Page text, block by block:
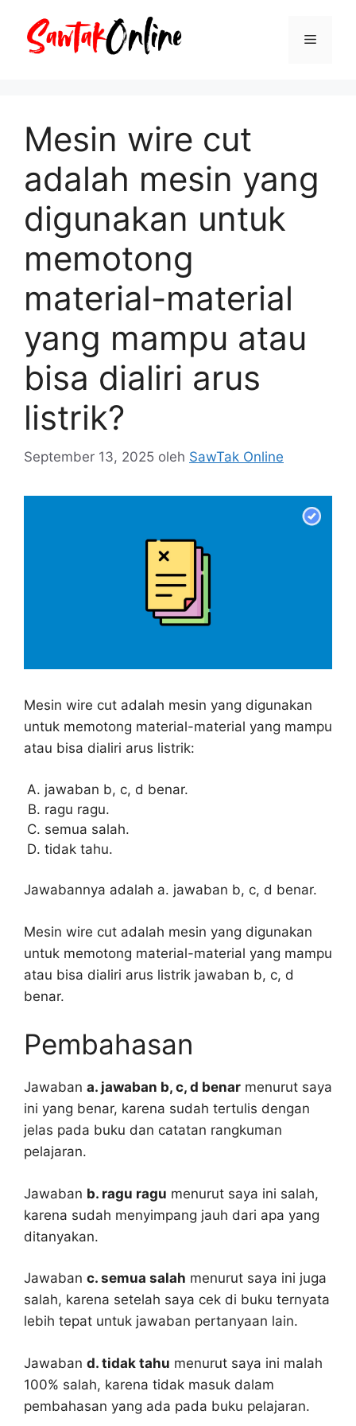
Menu
Mesin wire cut
adalah mesin yang
digunakan untuk
memotong
material-material
yang mampu atau
bisa dialiri arus
listrik?
September 13, 2025 oleh SawTak Online
Mesin wire cut adalah mesin yang digunakan
untuk memotong material-material yang mampu
atau bisa dialiri arus listrik:
jawaban b, c, d benar.
ragu ragu.
semua salah.
tidak tahu.
Jawabannya adalah a. jawaban b, c, d benar.
Mesin wire cut adalah mesin yang digunakan
untuk memotong material-material yang mampu
atau bisa dialiri arus listrik jawaban b, c, d
benar.
Pembahasan
Jawaban a. jawaban b, c, d benar menurut saya
ini yang benar, karena sudah tertulis dengan
jelas pada buku dan catatan rangkuman
pelajaran.
Jawaban b. ragu ragu menurut saya ini salah,
karena sudah menyimpang jauh dari apa yang
ditanyakan.
Jawaban c. semua salah menurut saya ini juga
salah, karena setelah saya cek di buku ternyata
lebih tepat untuk jawaban pertanyaan lain.
Jawaban d. tidak tahu menurut saya ini malah
100% salah, karena tidak masuk dalam
pembahasan yang ada pada buku pelajaran.